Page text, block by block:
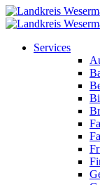
Services